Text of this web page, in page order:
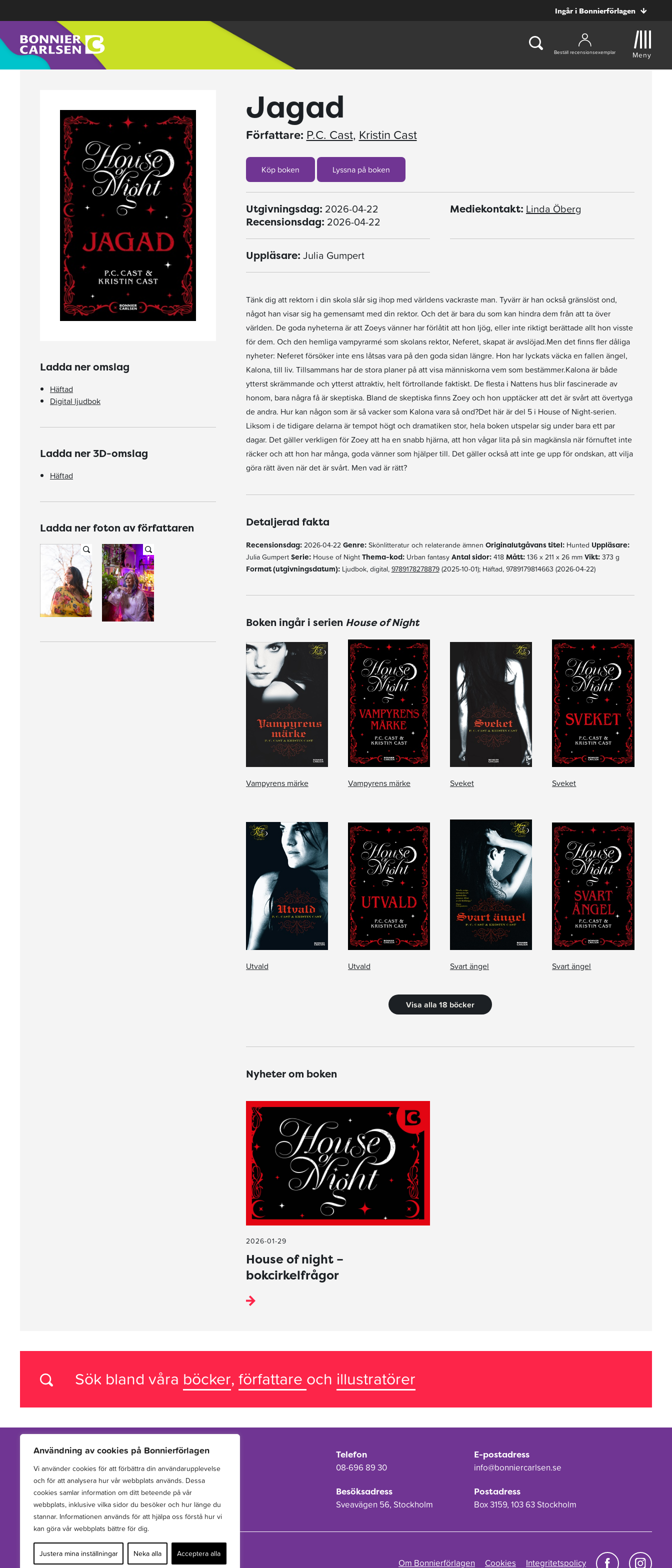
Användning av cookies på Bonnierförlagen
Vi använder cookies för att förbättra din användarupplevelse
och för att analysera hur vår webbplats används. Dessa
cookies samlar information om ditt beteende på vår
webbplats, inklusive vilka sidor du besöker och hur länge du
stannar. Informationen används för att hjälpa oss förstå hur vi
kan göra vår webbplats bättre för dig.
Justera mina inställningar Neka alla Acceptera alla
Ingår i Bonnierförlagen
Beställ recensionsexemplar Meny
Ladda ner omslag
Häftad
Digital ljudbok
Ladda ner 3D-omslag
Häftad
Ladda ner foton av författaren
Jagad
Författare: P.C. Cast, Kristin Cast
Köp boken Lyssna på boken
Utgivningsdag: 2026-04-22
Recensionsdag: 2026-04-22
Mediekontakt: Linda Öberg
Uppläsare: Julia Gumpert
Tänk dig att rektorn i din skola slår sig ihop med världens vackraste man. Tyvärr är han också gränslöst ond,
något han visar sig ha gemensamt med din rektor. Och det är bara du som kan hindra dem från att ta över
världen. De goda nyheterna är att Zoeys vänner har förlåtit att hon ljög, eller inte riktigt berättade allt hon visste
för dem. Och den hemliga vampyrarmé som skolans rektor, Neferet, skapat är avslöjad.Men det finns fler dåliga
nyheter: Neferet försöker inte ens låtsas vara på den goda sidan längre. Hon har lyckats väcka en fallen ängel,
Kalona, till liv. Tillsammans har de stora planer på att visa människorna vem som bestämmer.Kalona är både
ytterst skrämmande och ytterst attraktiv, helt förtrollande faktiskt. De flesta i Nattens hus blir fascinerade av
honom, bara några få är skeptiska. Bland de skeptiska finns Zoey och hon upptäcker att det är svårt att övertyga
de andra. Hur kan någon som är så vacker som Kalona vara så ond?Det här är del 5 i House of Night-serien.
Liksom i de tidigare delarna är tempot högt och dramatiken stor, hela boken utspelar sig under bara ett par
dagar. Det gäller verkligen för Zoey att ha en snabb hjärna, att hon vågar lita på sin magkänsla när förnuftet inte
räcker och att hon har många, goda vänner som hjälper till. Det gäller också att inte ge upp för ondskan, att vilja
göra rätt även när det är svårt. Men vad är rätt?
Detaljerad fakta
Recensionsdag:2026-04-22 Genre:Skönlitteratur och relaterande ämnen Originalutgåvans titel:Hunted Uppläsare:
Julia Gumpert Serie:House of Night Thema-kod:Urban fantasy Antal sidor:418 Mått:136 x 211 x 26 mm Vikt:373 g
Format (utgivningsdatum):Ljudbok, digital, 9789178278879(2025-10-01); Häftad, 9789179814663 (2026-04-22)
Boken ingår i serien House of Night
Vampyrens märke Vampyrens märke Sveket Sveket
Utvald Utvald Svart ängel Svart ängel
Visa alla 18 böcker
Nyheter om boken
2026-01-29
House of night –
bokcirkelfrågor
Sök bland våra böcker,författare och illustratörer
Vi arbetar med att hitta, utveckla, publicera och sprida
berättelser för barn och unga.
Telefon
08-696 89 30
E-postadress
info@bonniercarlsen.se
Besöksadress
Sveavägen 56, Stockholm
Postadress
Box 3159, 103 63 Stockholm
Om Bonnierförlagen Cookies Integritetspolicy